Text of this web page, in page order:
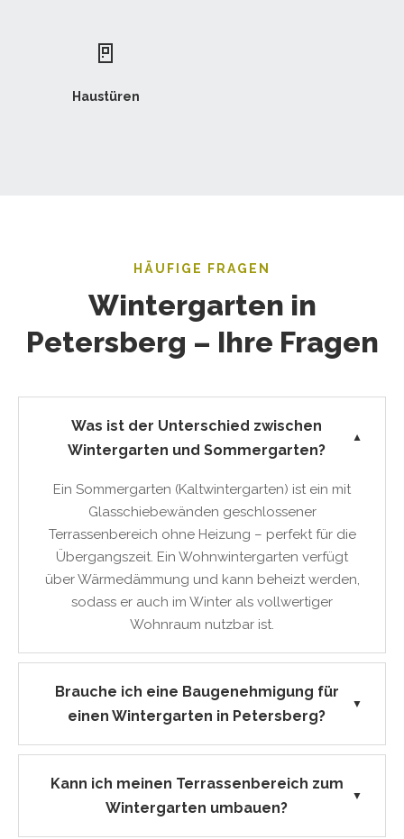
🚪
Haustüren
HÄUFIGE FRAGEN
Wintergarten in
Petersberg – Ihre Fragen
Was ist der Unterschied zwischen
Wintergarten und Sommergarten?
▼
Ein Sommergarten (Kaltwintergarten) ist ein mit
Glasschiebewänden geschlossener
Terrassenbereich ohne Heizung – perfekt für die
Übergangszeit. Ein Wohnwintergarten verfügt
über Wärmedämmung und kann beheizt werden,
sodass er auch im Winter als vollwertiger
Wohnraum nutzbar ist.
Brauche ich eine Baugenehmigung für
einen Wintergarten in Petersberg?
▼
Kann ich meinen Terrassenbereich zum
Wintergarten umbauen?
▼